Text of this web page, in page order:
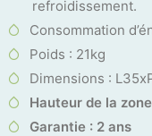
refroidissement.
Consommation
Poids : 21kg
Dimensions :
Hauteur de la
Garantie : 2 ans